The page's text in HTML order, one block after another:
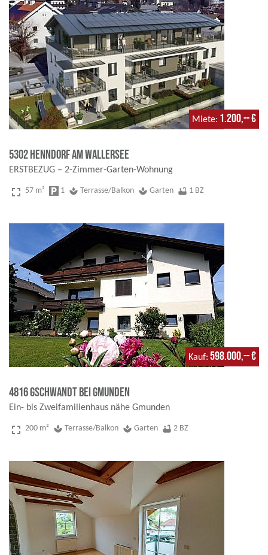
Miete 1.200,-- €
5302 Henndorf am Wallersee
ERSTBEZUG – 2-Zimmer-Garten-Wohnung
fullscreen 57 m² local_parking 1 spa Terrasse/Balkon spa Garten bathtub 1 BZ
Kauf 598.000,-- €
4816 Gschwandt bei Gmunden
Ein- bis Zweifamilienhaus nähe Gmunden
fullscreen 200 m² spa Terrasse/Balkon spa Garten bathtub 2 BZ